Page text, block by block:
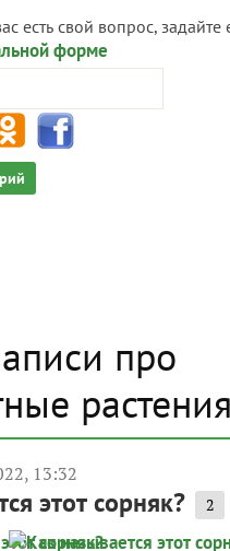
есть свой вопрос, задайте
форме
про
растения
13:32
этот сорняк? 2